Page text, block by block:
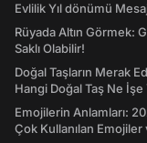
Evlilik Yıl dönümü
Rüyada Altın Görmek:
Saklı Olabilir!
Doğal Taşların Merak
Hangi Doğal Taş Ne İşe
Emojilerin Anlamları:
Çok Kullanılan Emojiler